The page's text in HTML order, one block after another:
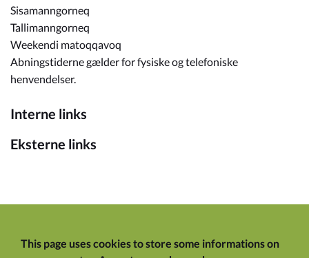
Sisamanngorneq
Tallimanngorneq
Weekendi matoqqavoq
Abningstiderne gælder for fysiske og telefoniske
henvendelser.
Interne links
Eksterne links
This page uses cookies to store some informations on